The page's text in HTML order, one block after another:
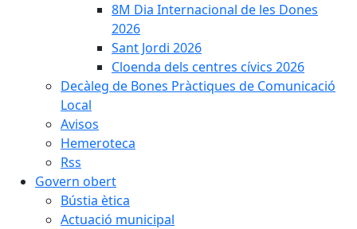
8M Dia Internacional de les Dones
2026
Sant Jordi 2026
Cloenda dels centres cívics 2026
Decàleg de Bones Pràctiques de Comunicació
Local
Avisos
Hemeroteca
Rss
Govern obert
Bústia ètica
Actuació municipal